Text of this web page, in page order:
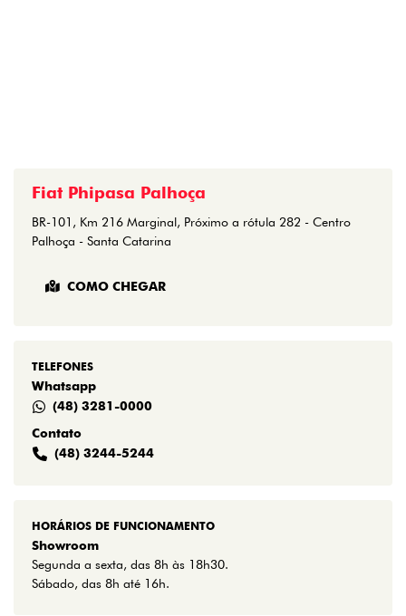
Fiat Phipasa Palhoça
BR-101, Km 216 Marginal, Próximo a rótula 282 - Centro
Palhoça - Santa Catarina
COMO CHEGAR
TELEFONES
Whatsapp
(48) 3281-0000
Contato
(48) 3244-5244
HORÁRIOS DE FUNCIONAMENTO
Showroom
Segunda a sexta, das 8h às 18h30.
Sábado, das 8h até 16h.